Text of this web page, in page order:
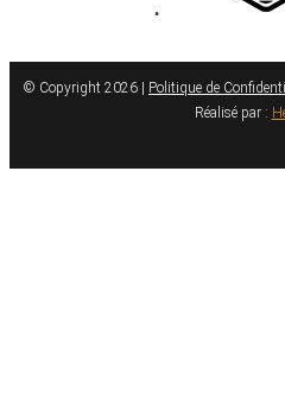
•
© Copyright 2026 | Politique de
Réalisé par :